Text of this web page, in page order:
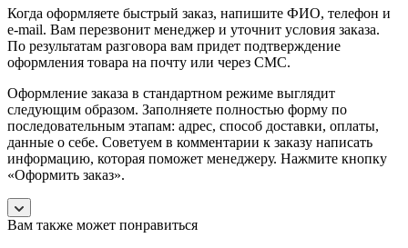
Когда оформляете быстрый заказ, напишите ФИО, телефон и
e-mail. Вам перезвонит менеджер и уточнит условия заказа.
По результатам разговора вам придет подтверждение
оформления товара на почту или через СМС.
Оформление заказа в стандартном режиме выглядит
следующим образом. Заполняете полностью форму по
последовательным этапам: адрес, способ доставки, оплаты,
данные о себе. Советуем в комментарии к заказу написать
информацию, которая поможет менеджеру. Нажмите кнопку
«Оформить заказ».
Вам также может понравиться